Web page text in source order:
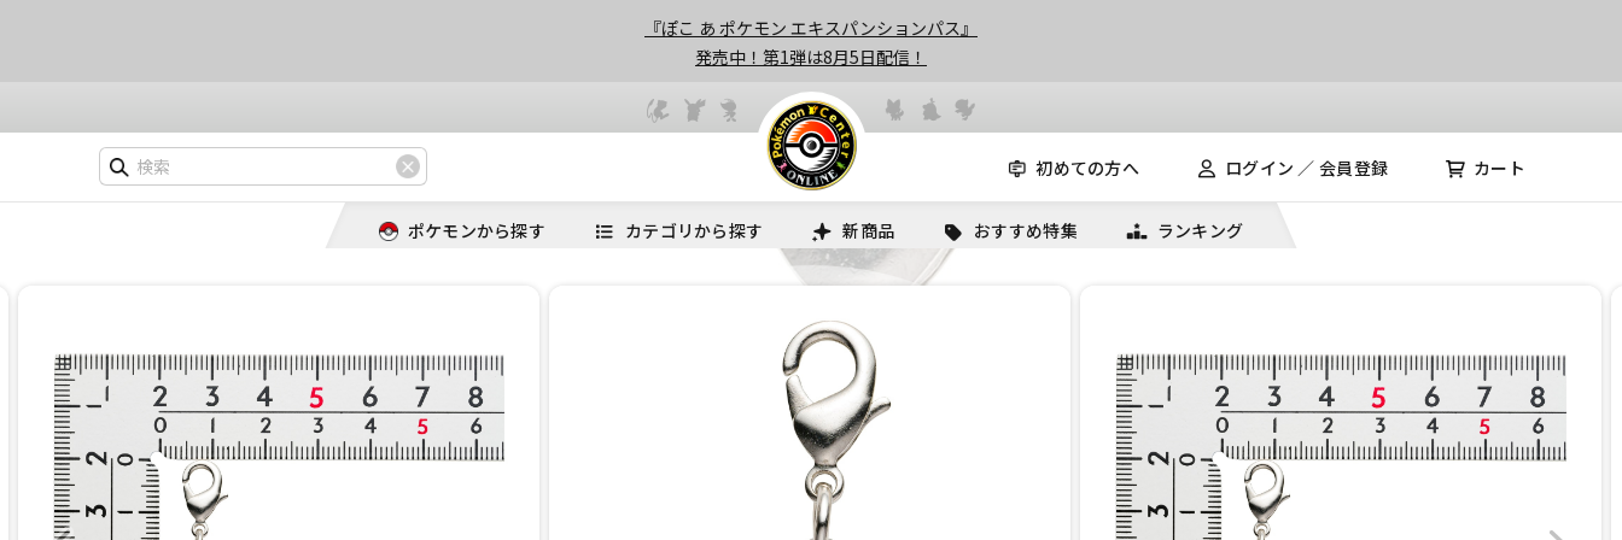
『ぽこ あ ポケモン エキスパンションパス』
発売中！第1弾は8月5日配信！
初めての方へ ログイン ／ 会員登録 カート
ポケモンから探す カテゴリから探す 新商品 おすすめ特集 ランキング